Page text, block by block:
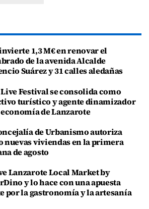
1,3 M€ en renovar el
de la avenida Alcalde
Suárez y 31 calles aledañas
Festival se consolida como
turístico y agente dinamizador
de Lanzarote
de Urbanismo autoriza
nuevas viviendas en la primera
de agosto
Lanzarote Local Market by
y lo hace con una apuesta
por la gastronomía y la artesanía